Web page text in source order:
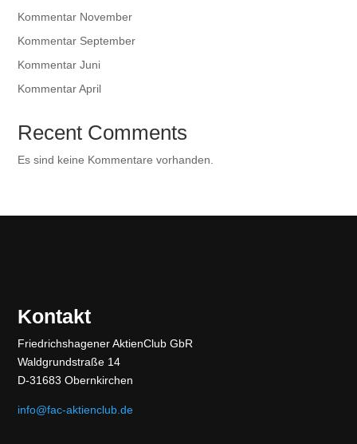
Kommentar November
Kommentar September
Kommentar Juni
Kommentar April
Recent Comments
Es sind keine Kommentare vorhanden.
Kontakt
Friedrichshagener AktienClub GbR
Waldgrundstraße 14
D-31683 Obernkirchen
info@fac-aktienclub.de